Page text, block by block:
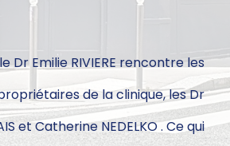
le Dr Emilie RIVIERE rencontre les
de la clinique, les Dr
et Catherine NEDELKO . Ce qui